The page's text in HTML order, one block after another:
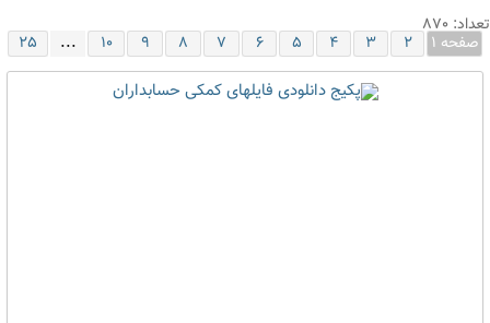
صفحه 1 2
3
4
5
6
7
8
9
10
...
25
تعداد: 870